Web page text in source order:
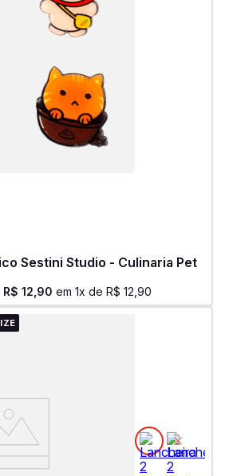
Sestini Studio - Culinaria Pet
R$ 12 90 em 1x de R$ 12 90